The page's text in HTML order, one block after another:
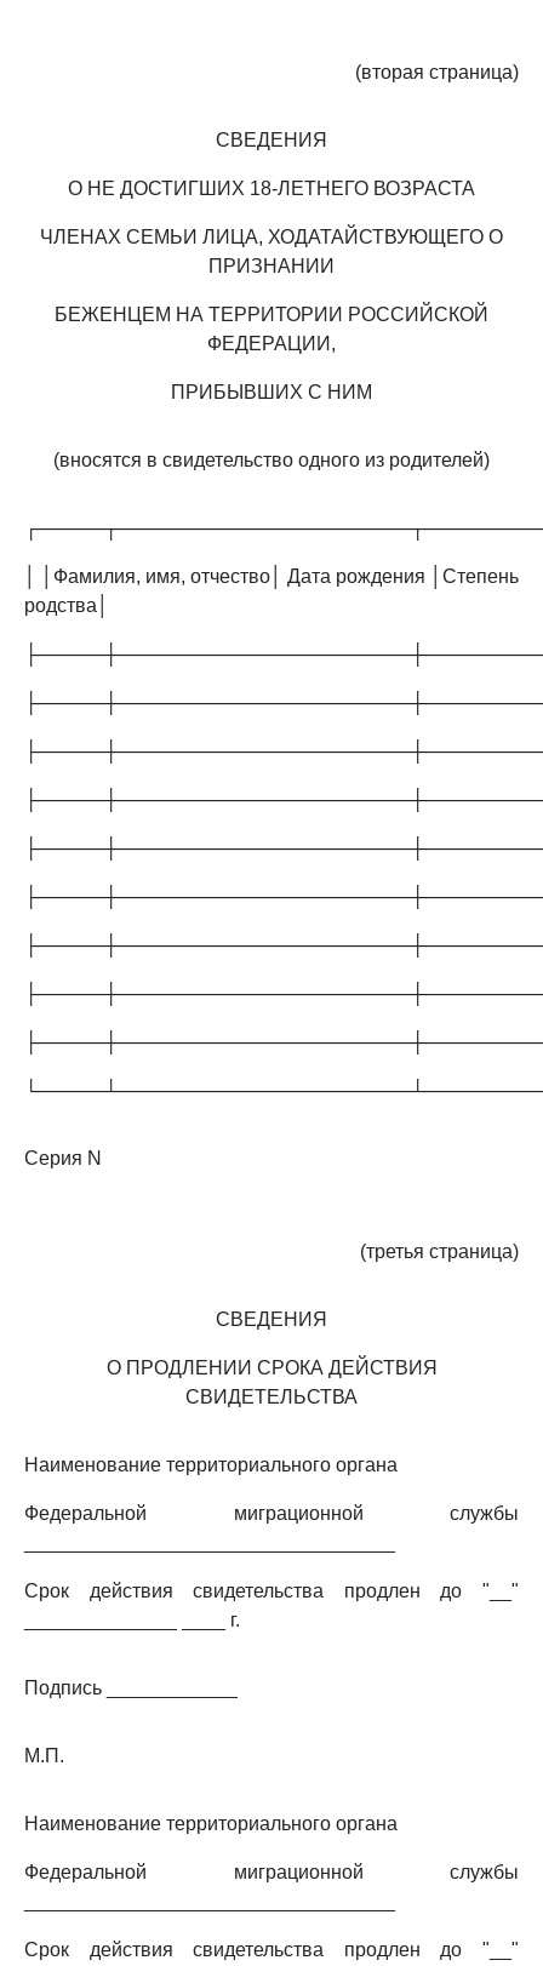
(вторая страница)
СВЕДЕНИЯ
О НЕ ДОСТИГШИХ 18-ЛЕТНЕГО ВОЗРАСТА
ЧЛЕНАХ СЕМЬИ ЛИЦА, ХОДАТАЙСТВУЮЩЕГО О
ПРИЗНАНИИ
БЕЖЕНЦЕМ НА ТЕРРИТОРИИ РОССИЙСКОЙ
ФЕДЕРАЦИИ,
ПРИБЫВШИХ С НИМ
(вносятся в свидетельство одного из родителей)
│ │Фамилия, имя, отчество│ Дата рождения │Степень
родства│
Серия N
(третья страница)
СВЕДЕНИЯ
О ПРОДЛЕНИИ СРОКА ДЕЙСТВИЯ
СВИДЕТЕЛЬСТВА
Наименование территориального органа
Федеральной миграционной службы
Срок действия свидетельства продлен до "__"
______________ ____ г.
Подпись ____________
М.П.
Наименование территориального органа
Федеральной миграционной службы
Срок действия свидетельства продлен до "__"